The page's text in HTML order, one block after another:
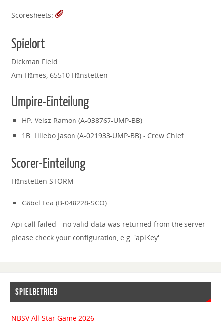
Scoresheets:
Spielort
Dickman Field
Am Hümes, 65510 Hünstetten
Umpire-Einteilung
HP: Veisz Ramon (A-038767-UMP-BB)
1B: Lillebo Jason (A-021933-UMP-BB) - Crew Chief
Scorer-Einteilung
Hünstetten STORM
Göbel Lea (B-048228-SCO)
Api call failed - no valid data was returned from the server -
please check your configuration, e.g. 'apiKey'
SPIELBETRIEB
NBSV All-Star Game 2026